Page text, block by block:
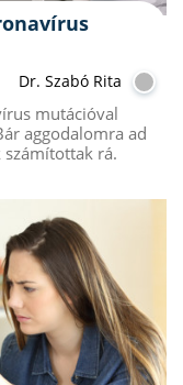
Dr. Szabó Rita
mutációval
aggodalomra ad
rá.